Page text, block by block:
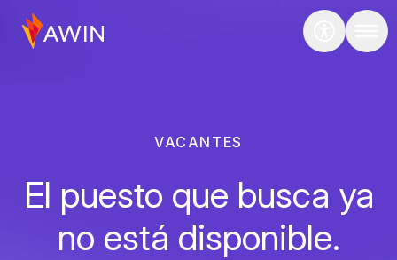
VACANTES
El puesto que busca ya
no está disponible.